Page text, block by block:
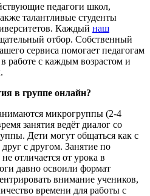
педагоги школ,
талантливые студенты
Каждый наш
отбор. Собственный
сервиса помогает педагогам
работе с каждым возрастом и
в группе онлайн?
микрогруппы (2-4
занятия ведёт диалог со
Дети могут общаться как с
с другом. Занятие по
отличается от урока в
давно освоили формат
внимание учеников,
времени для работы с